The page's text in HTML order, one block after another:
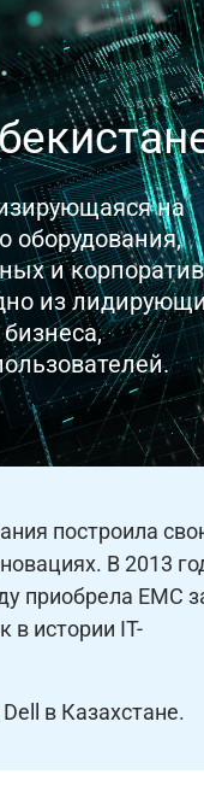
на
оборудования,
и
из
построила
В 2013
приобрела EMC
в истории IT-
в Казахстане.